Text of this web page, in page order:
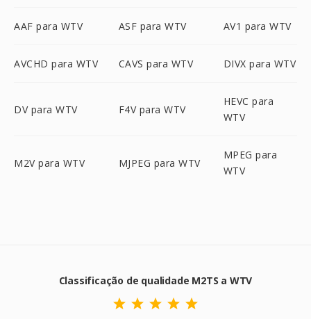
AAF para WTV ASF para WTV AV1 para WTV
AVCHD para WTV CAVS para WTV DIVX para WTV
DV para WTV F4V para WTV
HEVC para
WTV
M2V para WTV MJPEG para WTV
MPEG para
WTV
Classificação de qualidade M2TS a WTV